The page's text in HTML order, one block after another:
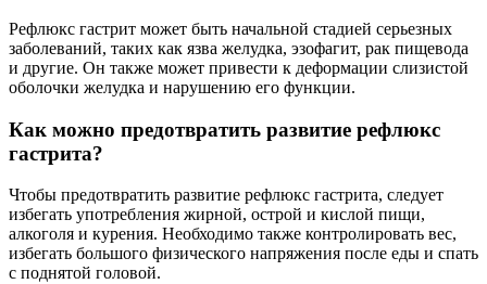
Рефлюкс гастрит может быть начальной стадией серьезных
заболеваний, таких как язва желудка, эзофагит, рак пищевода
и другие. Он также может привести к деформации слизистой
оболочки желудка и нарушению его функции.
Как можно предотвратить развитие рефлюкс
гастрита?
Чтобы предотвратить развитие рефлюкс гастрита, следует
избегать употребления жирной, острой и кислой пищи,
алкоголя и курения. Необходимо также контролировать вес,
избегать большого физического напряжения после еды и спать
с поднятой головой.